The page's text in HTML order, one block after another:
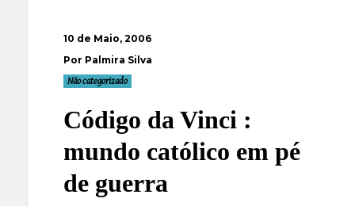
10 de Maio, 2006
Por Palmira Silva
Não categorizado
Código da Vinci :
mundo católico em pé
de guerra